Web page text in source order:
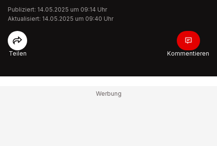
Publiziert: 14.05.2025 um 09:14 Uhr
Aktualisiert: 14.05.2025 um 09:40 Uhr
Teilen Kommentieren